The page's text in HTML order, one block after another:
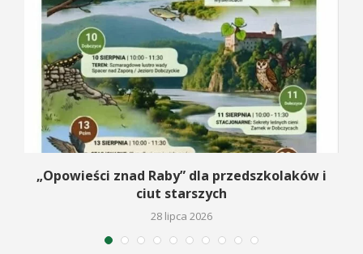
„Opowieści znad Raby” dla przedszkolaków i
ciut starszych
28 lipca 2026